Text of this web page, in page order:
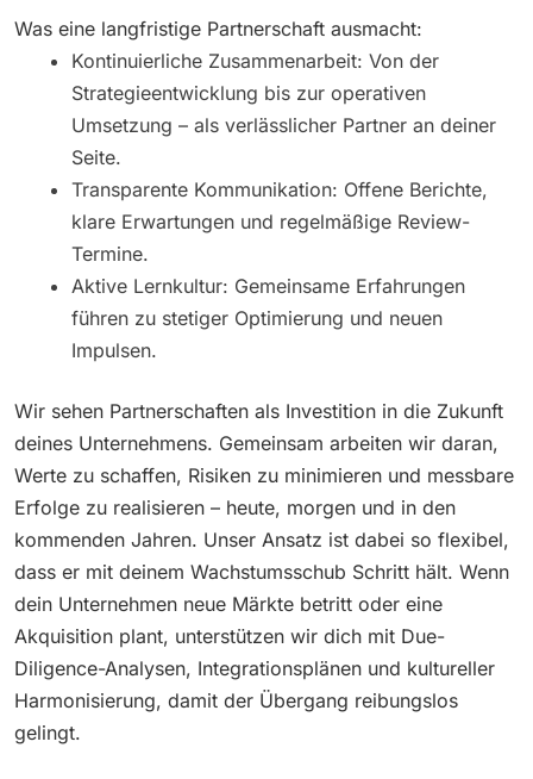
Was eine langfristige Partnerschaft ausmacht:
Kontinuierliche Zusammenarbeit: Von der
Strategieentwicklung bis zur operativen
Umsetzung – als verlässlicher Partner an deiner
Seite.
Transparente Kommunikation: Offene Berichte,
klare Erwartungen und regelmäßige Review-
Termine.
Aktive Lernkultur: Gemeinsame Erfahrungen
führen zu stetiger Optimierung und neuen
Impulsen.
Wir sehen Partnerschaften als Investition in die Zukunft
deines Unternehmens. Gemeinsam arbeiten wir daran,
Werte zu schaffen, Risiken zu minimieren und messbare
Erfolge zu realisieren – heute, morgen und in den
kommenden Jahren. Unser Ansatz ist dabei so flexibel,
dass er mit deinem Wachstumsschub Schritt hält. Wenn
dein Unternehmen neue Märkte betritt oder eine
Akquisition plant, unterstützen wir dich mit Due-
Diligence-Analysen, Integrationsplänen und kultureller
Harmonisierung, damit der Übergang reibungslos
gelingt.